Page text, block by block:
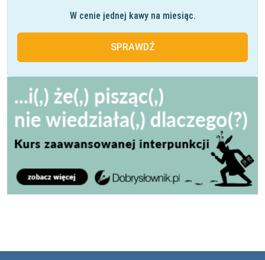
W cenie jednej kawy na miesiąc.
SPRAWDŹ